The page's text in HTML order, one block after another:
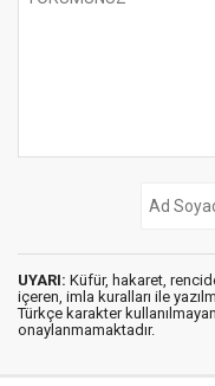
UYARI: Küfür, hakaret,
içeren, imla kuralları ile
Türkçe karakter
onaylanmamaktadır.